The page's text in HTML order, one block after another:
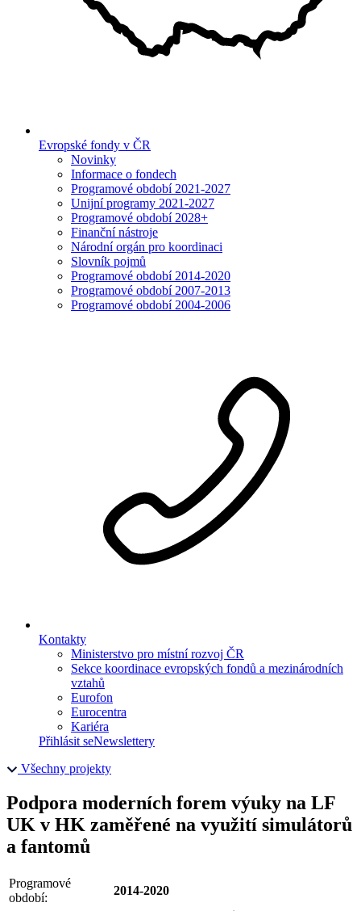
Evropské fondy v ČR
Novinky
Informace o fondech
Programové období 2021-2027
Unijní programy 2021-2027
Programové období 2028+
Finanční nástroje
Národní orgán pro koordinaci
Slovník pojmů
Programové období 2014-2020
Programové období 2007-2013
Programové období 2004-2006
Kontakty
Ministerstvo pro místní rozvoj ČR
Sekce koordinace evropských fondů a mezinárodních
vztahů
Eurofon
Eurocentra
Kariéra
Přihlásit seNewslettery
Všechny projekty
Podpora moderních forem výuky na LF
UK v HK zaměřené na využití simulátorů
a fantomů
Programové
období:
2014-2020